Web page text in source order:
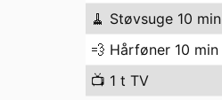
🧹 Støvsuge 10 min
💨 Hårføner 10 min
📺 1 t TV